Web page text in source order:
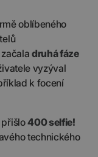
oblíbeného
druhá fáze
vyzýval
k focení
přišlo400 selfie!
technického